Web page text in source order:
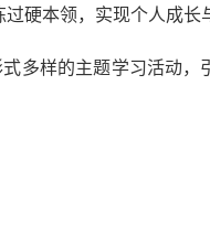
硬本领，实现个人成长
多样的主题学习活动，